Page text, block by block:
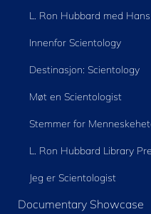
L. Ron Hubbard med
Innenfor Scientology
Destinasjon: Scientology
Møt en Scientologist
Stemmer for
L. Ron Hubbard Library
Jeg er Scientologist
Documentary Showcase